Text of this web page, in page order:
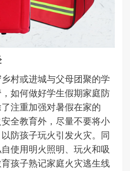
村或进城与父母团聚的学
如何做好学生假期家庭防
注重加强对暑假在家的
全教育外，尽量不要将小
防孩子玩火引发火灾。同
使用明火照明、玩火和吸
孩子熟记家庭火灾逃生线